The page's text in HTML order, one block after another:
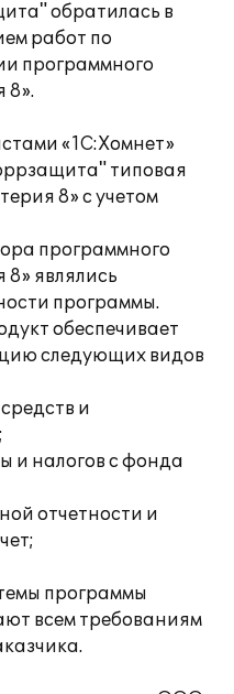
обратилась в
работ по
программного
8».
«1С:Хомнет»
типовая
8» с учетом
программного
8» являлись
программы.
обеспечивает
следующих видов
и
и налогов с фонда
отчетности и
программы
всем требованиям